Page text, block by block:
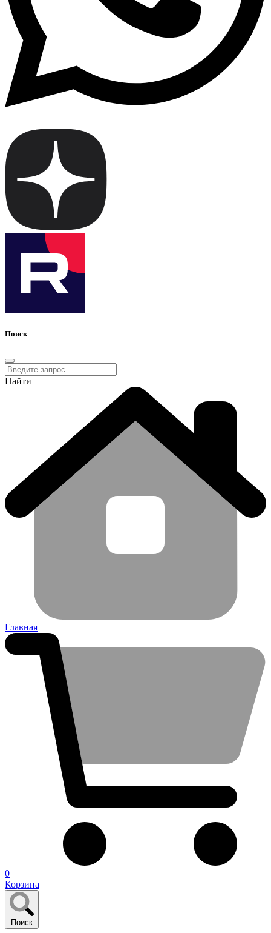
Поиск
Найти
Главная
0
Корзина
Поиск